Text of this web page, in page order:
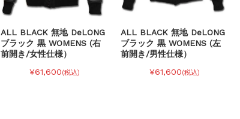
ALL BLACK 無地 DeLONG
ブラック 黒 WOMENS (右
前開き/女性仕様）
¥61,600(税込)
ALL BLACK 無地 DeLONG
ブラック 黒 WOMENS (左
前開き/男性仕様）
¥61,600(税込)